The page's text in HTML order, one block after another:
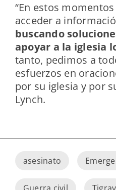
“En estos
acceder a
buscando
apoyar a la iglesia
tanto, pedimos a
esfuerzos en
por su iglesia y por
Lynch.
asesinato